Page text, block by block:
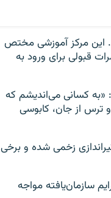
افتاده است. این مرکز آموزشی مختص
قبولی برای ورود به
کسانی می‌اندیشم که
از جان، کابوسی
زخمی شده‌ و برخی
سازمان‌یافته مواجه